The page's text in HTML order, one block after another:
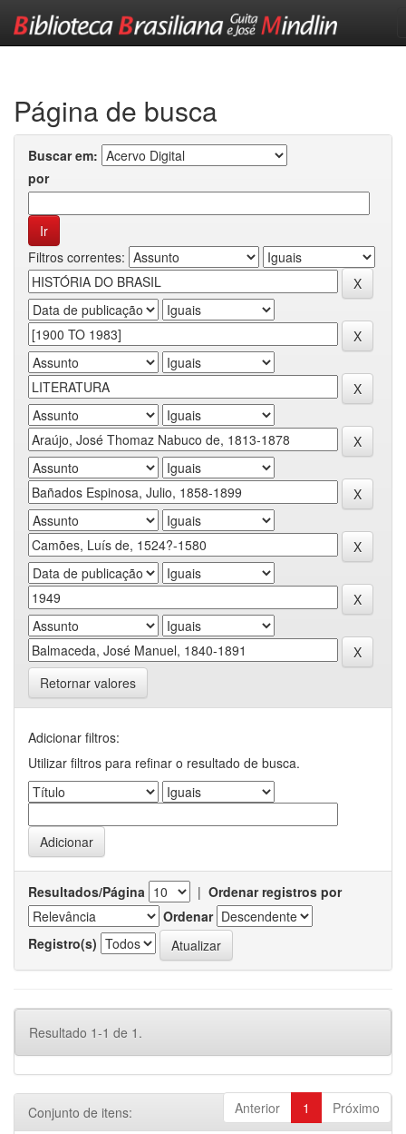
Página de busca
Buscar em:
por
Filtros correntes:
Retornar valores
Adicionar filtros:
Utilizar filtros para refinar o resultado de busca.
Resultados/Página | Ordenar registros por
Ordenar
Registro(s)
Resultado 1-1 de 1.
Anterior 1 Próximo
Conjunto de itens: